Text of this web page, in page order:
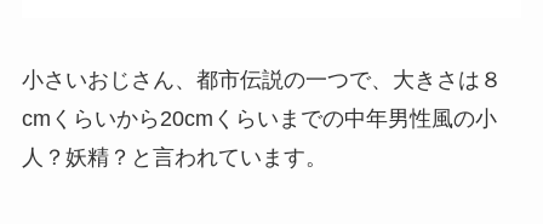
小さいおじさん、都市伝説の一つで、大きさは８
cmくらいから20cmくらいまでの中年男性風の小
人？妖精？と言われています。